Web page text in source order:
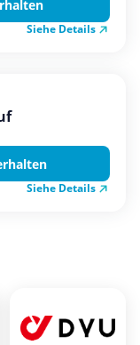
Siehe Details
Siehe Details